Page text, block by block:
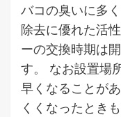
バコの臭いに多
除去に優れた活
ーの交換時期は
す。 なお設置場
早くなることが
くくなったとき